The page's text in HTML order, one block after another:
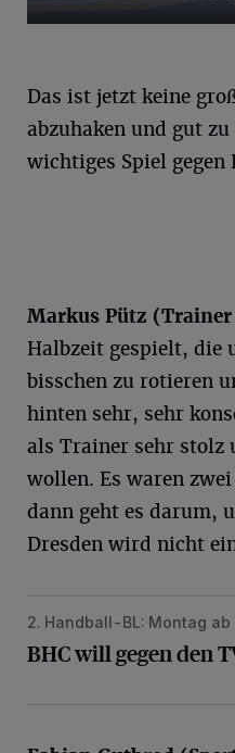
Das ist jetzt keine
abzuhaken und gut
wichtiges Spiel
Markus Pütz (Trainer
Halbzeit gespielt, die
bisschen zu rotieren
hinten sehr, sehr
als Trainer sehr stolz
wollen. Es waren
dann geht es darum,
Dresden wird nicht
BHC will gegen den TVG
2. Handball-BL: Montag ab
BHC will gegen den